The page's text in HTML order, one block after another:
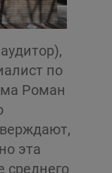
по
Роман
эта
среднего